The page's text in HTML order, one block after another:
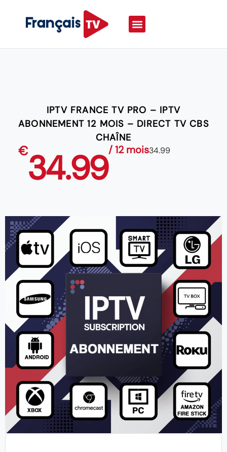
IPTV FRANCE TV PRO – IPTV
ABONNEMENT 12 MOIS – DIRECT TV CBS
CHAÎNE
€34.99/ 12 mois34.99